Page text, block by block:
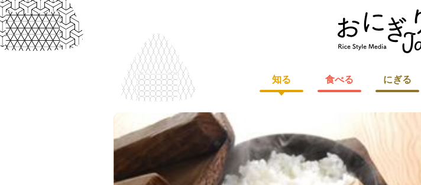
知る 食べる にぎる